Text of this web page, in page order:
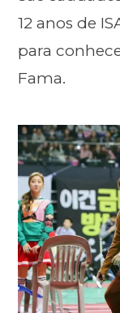
12 anos de
para
Fama.